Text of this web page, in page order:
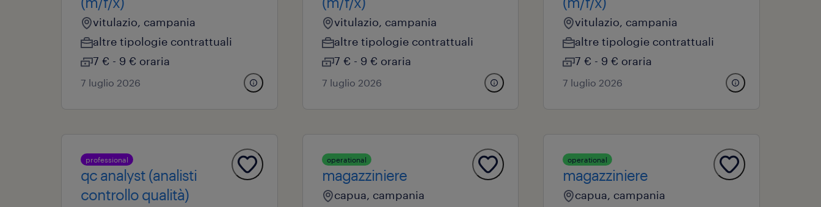
vitulazio, campania
altre tipologie contrattuali
7 € - 9 € oraria
7 luglio 2026
vitulazio, campania
altre tipologie contrattuali
7 € - 9 € oraria
7 luglio 2026
vitulazio, campania
altre tipologie contrattuali
7 € - 9 € oraria
7 luglio 2026
professional
qc analyst (analisti
controllo qualità)
operational
magazziniere
capua, campania
operational
magazziniere
capua, campania